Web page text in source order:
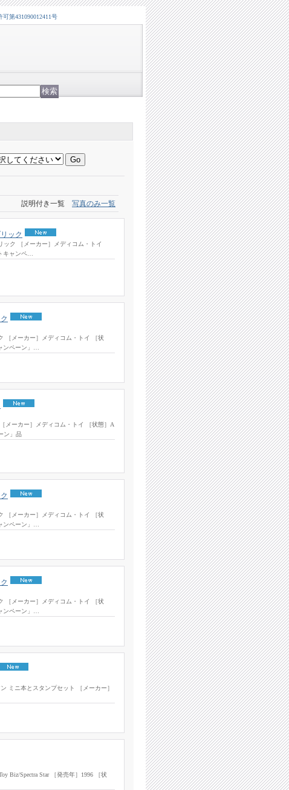
第431090012411号
説明付き一覧 写真のみ一覧
ック
ク ［メーカー］メディコム・トイ
キャンペ…
［メーカー］メディコム・トイ ［状
ンペーン」…
メーカー］メディコム・トイ ［状態］A
ン」品
［メーカー］メディコム・トイ ［状
ンペーン」…
［メーカー］メディコム・トイ ［状
ンペーン」…
ミニ本とスタンプセット ［メーカー］
Biz/Spectra Star ［発売年］1996 ［状